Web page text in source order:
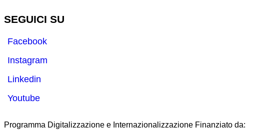
SEGUICI SU
Facebook
Instagram
Linkedin
Youtube
Programma Digitalizzazione e Internazionalizzazione Finanziato da: